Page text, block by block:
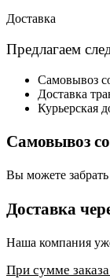
Доставка
Предлагаем
Самовывоз
Доставка
Курьерская
Самовывоз
Вы можете
Доставка
Наша компания
При сумме